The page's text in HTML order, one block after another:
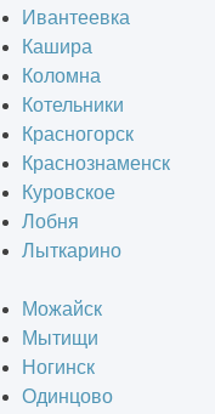
Ивантеевка
Кашира
Коломна
Котельники
Красногорск
Краснознаменск
Куровское
Лобня
Лыткарино
Можайск
Мытищи
Ногинск
Одинцово